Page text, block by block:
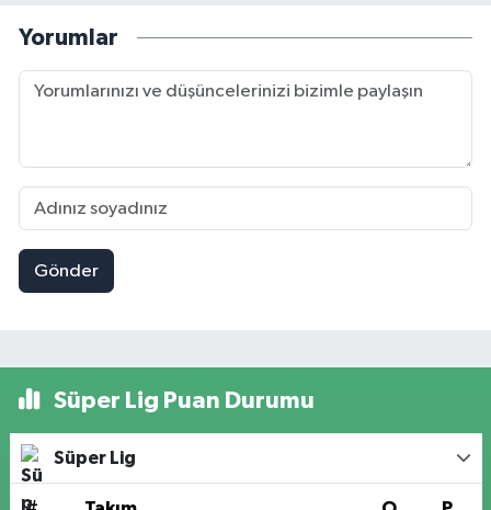
Yorumlar
Gönder
Süper Lig Puan Durumu
Süper Lig